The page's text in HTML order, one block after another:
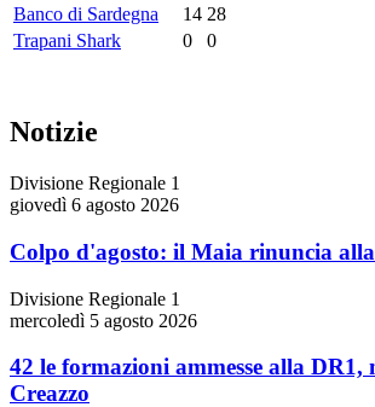
Banco di Sardegna 14 28
Trapani Shark
0 0
Notizie
Divisione Regionale 1
giovedì 6 agosto 2026
Colpo d'agosto: il Maia rinuncia
Divisione Regionale 1
mercoledì 5 agosto 2026
42 le formazioni ammesse alla DR1,
Creazzo